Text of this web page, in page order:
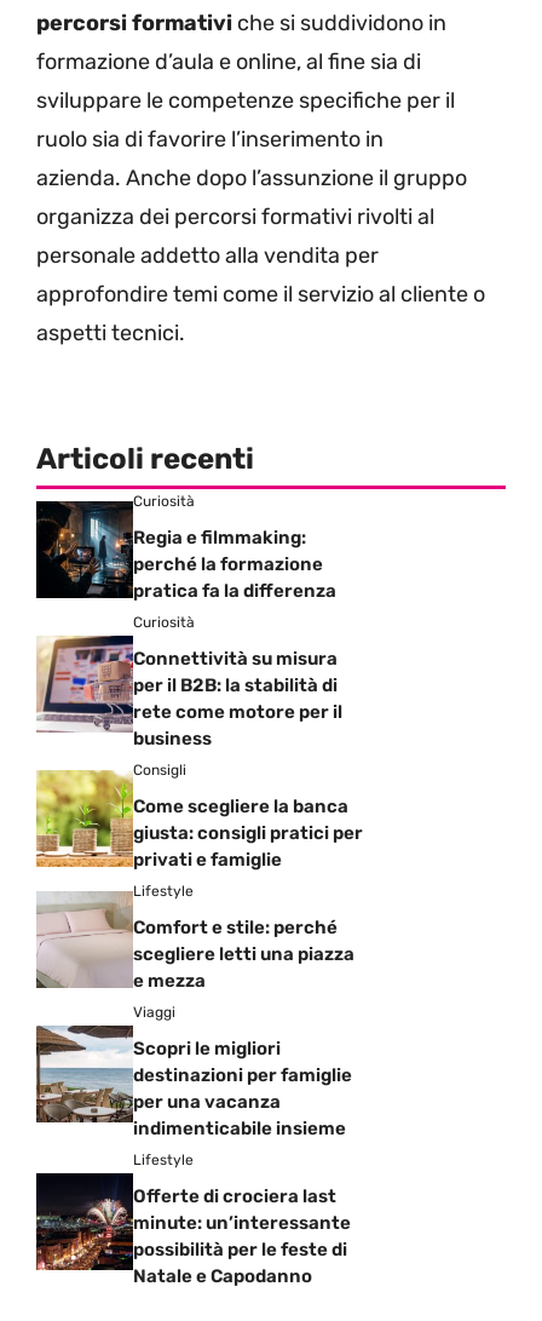
percorsi formativi che si suddividono in
formazione d’aula e online, al fine sia di
sviluppare le competenze specifiche per il
ruolo sia di favorire l’inserimento in
azienda. Anche dopo l’assunzione il gruppo
organizza dei percorsi formativi rivolti al
personale addetto alla vendita per
approfondire temi come il servizio al cliente o
aspetti tecnici.
Articoli recenti
Curiosità
Regia e filmmaking:
perché la formazione
pratica fa la differenza
Curiosità
Connettività su misura
per il B2B: la stabilità di
rete come motore per il
business
Consigli
Come scegliere la banca
giusta: consigli pratici per
privati e famiglie
Lifestyle
Comfort e stile: perché
scegliere letti una piazza
e mezza
Viaggi
Scopri le migliori
destinazioni per famiglie
per una vacanza
indimenticabile insieme
Lifestyle
Offerte di crociera last
minute: un’interessante
possibilità per le feste di
Natale e Capodanno